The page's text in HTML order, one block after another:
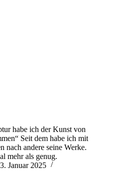
habe ich der Kunst von
Seit dem habe ich mit
nach andere seine Werke.
mehr als genug.
Januar 2025